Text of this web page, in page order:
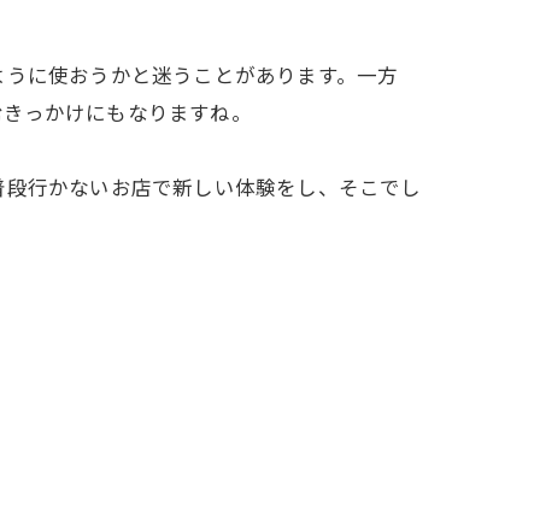
に使おうかと迷うことがあります。一方
っかけにもなりますね。
行かないお店で新しい体験をし、そこでし